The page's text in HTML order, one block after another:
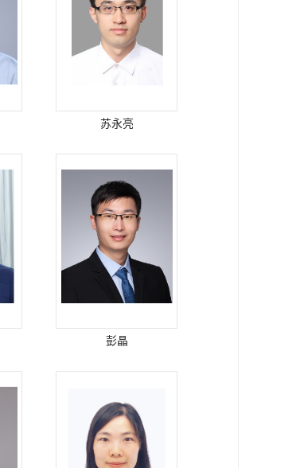
苏永亮
彭晶